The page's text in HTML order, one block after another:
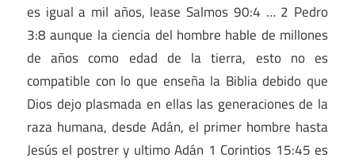
es igual a mil años, lease Salmos 90:4 … 2 Pedro
3:8 aunque la ciencia del hombre hable de millones
de años como edad de la tierra, esto no es
compatible con lo que enseña la Biblia debido que
Dios dejo plasmada en ellas las generaciones de la
raza humana, desde Adán, el primer hombre hasta
Jesús el postrer y ultimo Adán 1 Corintios 15:45 es